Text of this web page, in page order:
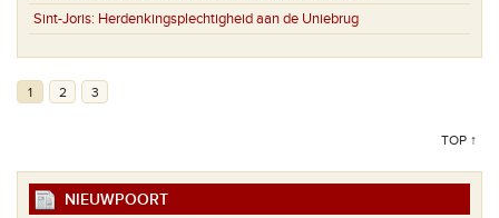
Sint-Joris: Herdenkingsplechtigheid aan de Uniebrug
1 2 3
TOP ↑
NIEUWPOORT